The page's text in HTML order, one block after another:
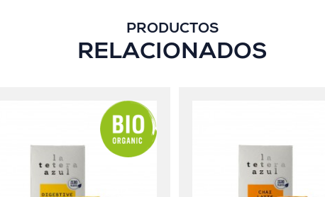
PRODUCTOS
RELACIONADOS